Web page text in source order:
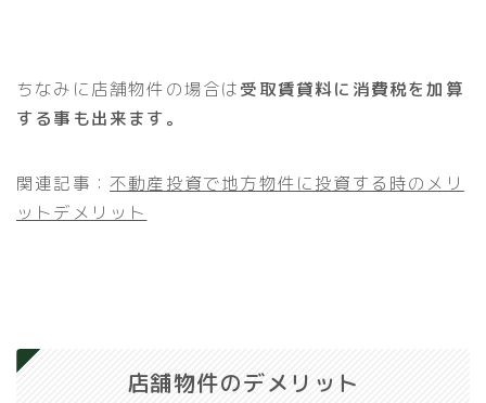
ちなみに店舗物件の場合は受取賃貸料に消費税を加算
する事も出来ます。
関連記事： 不動産投資で地方物件に投資する時のメリ
ットデメリット
店舗物件のデメリット